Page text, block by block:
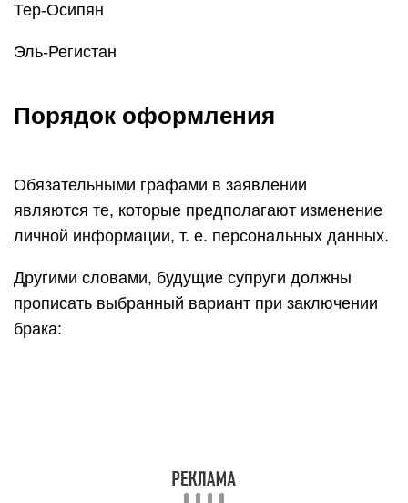
Тер-Осипян
Эль-Регистан
Порядок оформления
Обязательными графами в заявлении
являются те, которые предполагают изменение
личной информации, т. е. персональных данных.
Другими словами, будущие супруги должны
прописать выбранный вариант при заключении
брака: